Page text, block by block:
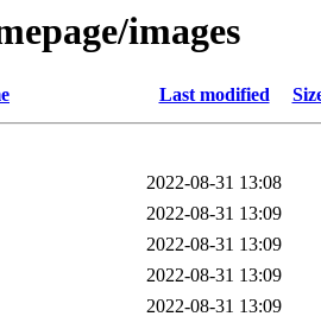
images
Last modified
2022-08-31 13:08
2022-08-31 13:09
2022-08-31 13:09
2022-08-31 13:09
2022-08-31 13:09